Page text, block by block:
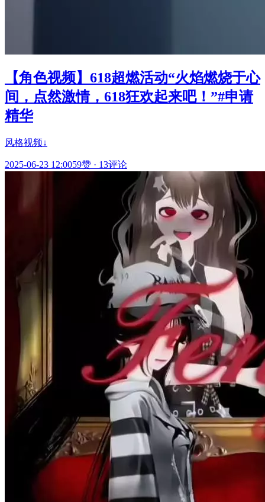
【角色视频】618超燃活动“火焰燃烧于心
间，点然激情，618狂欢起来吧！”#申请
精华
风格视频↓
2025-06-23 12:0059赞 · 13评论